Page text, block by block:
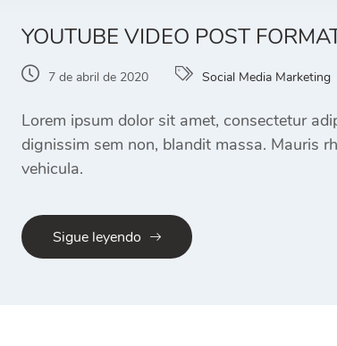
YOUTUBE VIDEO POST
7 de abril de 2020 Social Media Marketing
Lorem ipsum dolor sit amet, consectetur
dignissim sem non, blandit massa. Mauris
vehicula.
Sigue leyendo